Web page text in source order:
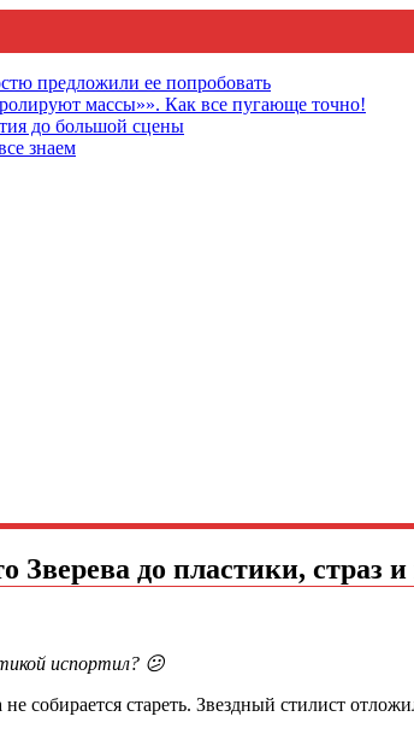
предложили ее попробовать
массы»». Как все пугающе точно!
до большой сцены
знаем
до пластики, страз и
испортил? 😕
собирается стареть. Звездный стилист